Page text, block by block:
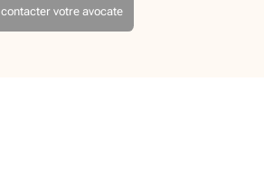
contacter votre avocate